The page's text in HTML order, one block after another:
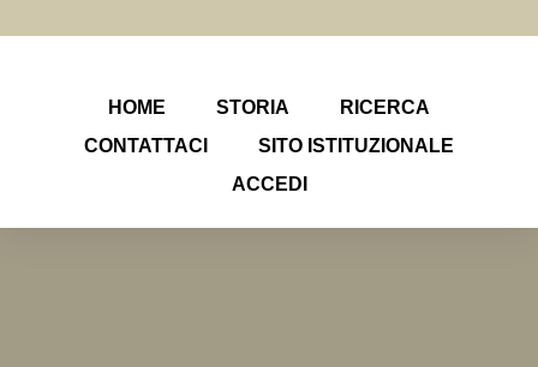
HOME STORIA
RICERCA
CONTATTACI
SITO ISTITUZIONALE
ACCEDI